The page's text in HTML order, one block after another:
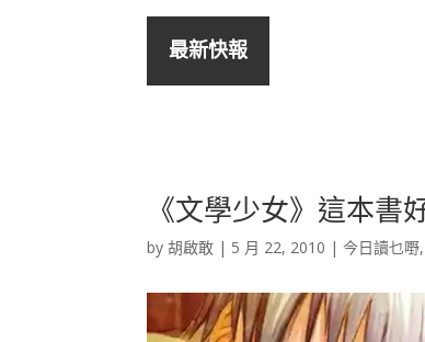
最新快報
《文學少女》這本書
by胡啟敢 | 5 月 22, 2010 |今日讀乜嘢